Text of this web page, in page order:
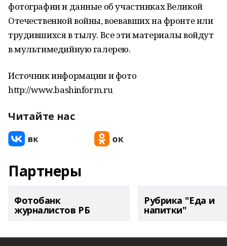
фотографии и данные об участниках Великой
Отечественной войны, воевавших на фронте или
трудившихся в тылу. Все эти материалы войдут
в мультимедийную галерею.
Источник информации и фото
http://www.bashinform.ru
Читайте нас
Партнеры
Фотобанк
журналистов РБ
Рубрика "Еда и
напитки"